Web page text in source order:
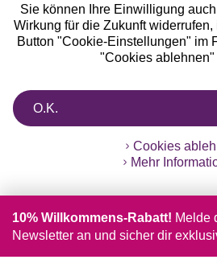
Sie können Ihre Einwilligung
Wirkung für die Zukunft
Button "Cookie-Einstellungen" im
"Cookies ablehnen"
O.K.
Cookies
Mehr
10% Willkommens-Rabatt! Melde
Newsletter an und sicher dir